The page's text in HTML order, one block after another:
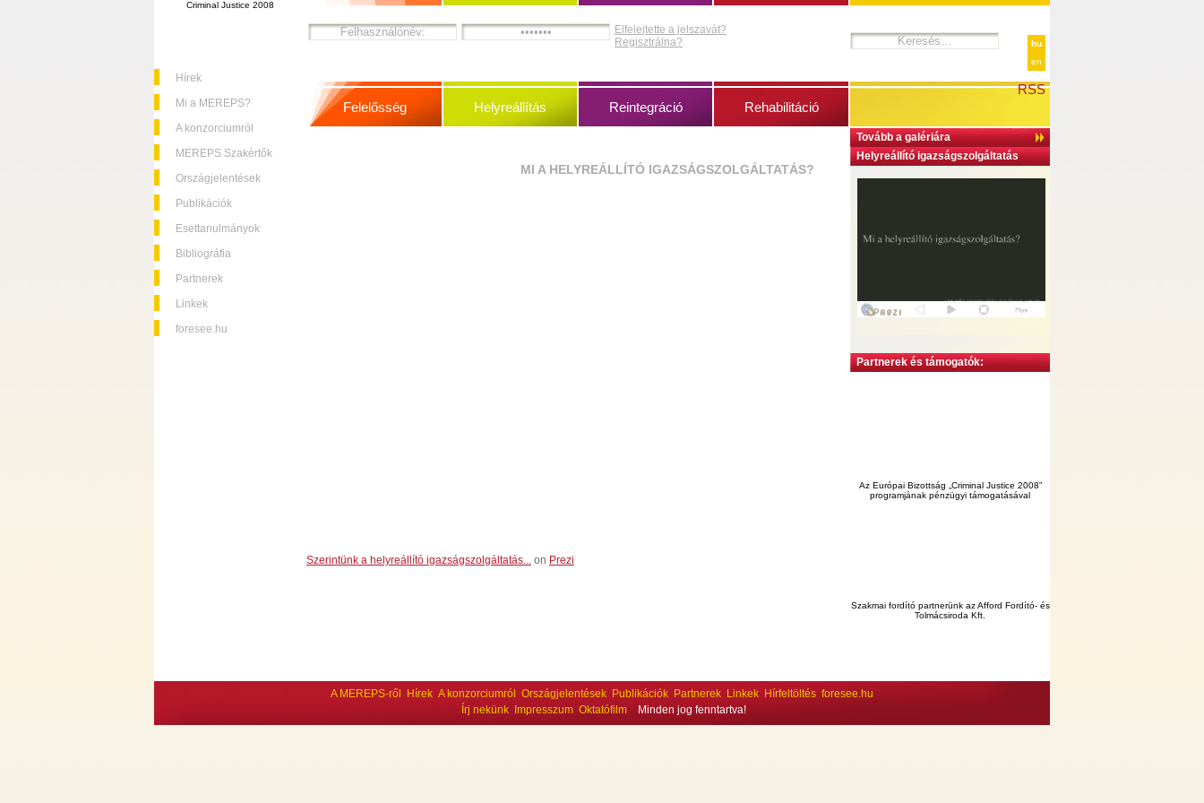
Criminal Justice 2008
Hírek
Mi a MEREPS?
A konzorciumról
MEREPS Szakértők
Országjelentések
Publikációk
Esettanulmányok
Bibliográfia
Partnerek
Linkek
foresee.hu
hu
en
RSS
Tovább a galériára
Helyreállító igazságszolgáltatás
Partnerek és támogatók:
Az Európai Bizottság „Criminal Justice 2008”
programjának pénzügyi támogatásával
Szakmai fordító partnerünk az Afford Fordító- és
Tolmácsiroda Kft.
Elfelejtette a jelszavát?
Regisztrálna?
Felelősség Helyreállítás Reintegráció Rehabilitáció
MI A HELYREÁLLÍTÓ IGAZSÁGSZOLGÁLTATÁS?
Szerintünk a helyreállító igazságszolgáltatás... on Prezi
A MEREPS-ről Hírek A konzorciumról Országjelentések Publikációk Partnerek Linkek Hírfeltöltés foresee.hu
Írj nekünk
Impresszum Oktatófilm Minden jog fenntartva!